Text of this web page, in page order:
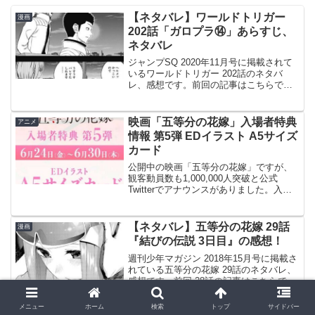
漫画
【ネタバレ】ワールドトリガー
202話「ガロプラ⑭」あらすじ、
ネタバレ
ジャンプSQ 2020年11月号に掲載されて
いるワールドトリガー 202話のネタバ
レ、感想です。前回の記事はこちらで
ン）トリガー陽太郎が亡命したアリステ
ラの王子と分かり、...
アニメ
映画「五等分の花嫁」入場者特典
情報 第5弾 EDイラスト A5サイズ
カード
公開中の映画「五等分の花嫁」ですが、
観客動員数も1,000,000人突破と公式
Twitterでアナウンスがありました。入場
万人突破🌸✨映画「五等分の花嫁」の観
客動...
漫画
【ネタバレ】五等分の花嫁 29話
『結びの伝説 3日目』の感想！
週刊少年マガジン 2018年15月号に掲載さ
れている五等分の花嫁 29話のネタバレ、
感想です。前回 28話の記事はこちらで
す。いよいよ最終日ながらく2日目の話が
続いていましたが、いよいよ林間学校最
メニュー ホーム 検索 トップ サイドバー